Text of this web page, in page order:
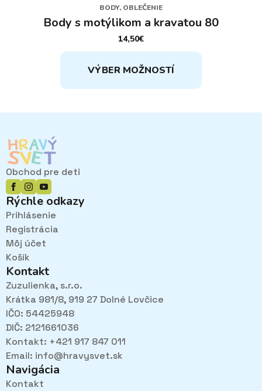
BODY, OBLEČENIE
Body s motýlikom a kravatou 80
14,50€
VÝBER MOŽNOSTÍ
Tento
produkt
má
variantov.
vybrať
stránke
Obchod pre deti
Rýchle odkazy
Prihlásenie
Registrácia
Môj účet
Košík
Kontakt
Zuzulienka, s.r.o.
Krátka 981/8, 919 27 Dolné Lovčice
IČO: 54425948
DIČ: 2121661036
Kontakt: +421 917 847 011
Email: info@hravysvet.sk
Navigácia
Kontakt